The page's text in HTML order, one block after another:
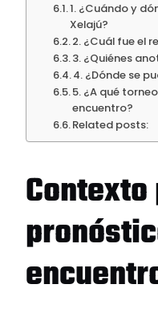
1. ¿Cuándo y
Xelajú?
2. ¿Cuál fue el
3. ¿Quiénes
4. ¿Dónde se
5. ¿A qué
encuentro?
Related posts: